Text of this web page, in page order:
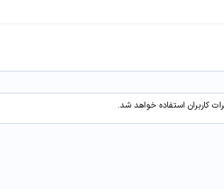
کاربران استفاده خواهد شد.